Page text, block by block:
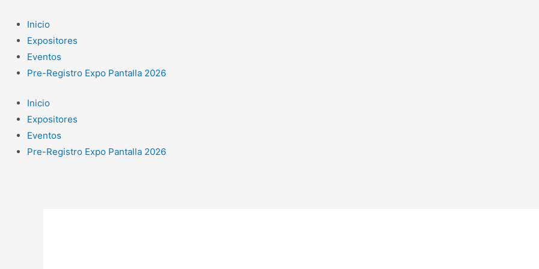
contenido
Inicio
Expositores
Eventos
Pre-Registro Expo Pantalla 2026
Inicio
Expositores
Eventos
Pre-Registro Expo Pantalla 2026